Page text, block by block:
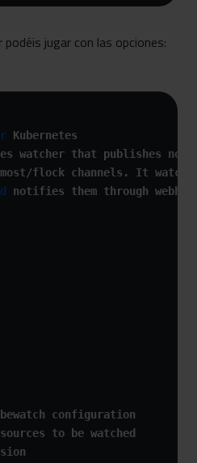
jugar con las opciones:
Kubernetes
watcher that publishes
notifies them through
configuration
to be watched